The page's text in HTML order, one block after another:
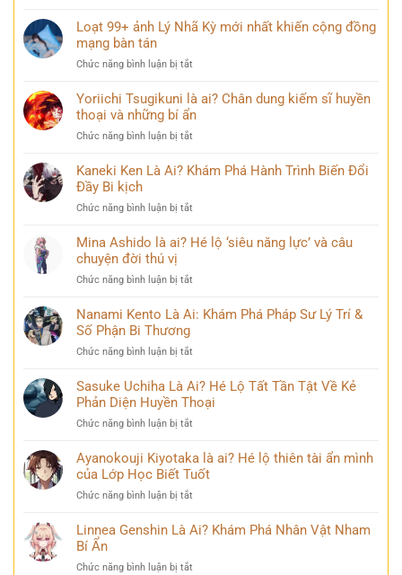
ít
về
Phương
Thúy
đăng
Loạt 99+ ảnh Lý Nhã Kỳ mới nhất khiến cộng đồng
mạng bàn tán
Chức năng bình luận bị tắt
99+
Nhã
mới
mạng
Yoriichi Tsugikuni là ai? Chân dung kiếm sĩ huyền
thoại và những bí ẩn
Chức năng bình luận bị tắt
Tsugikuni
Chân
kiếm
những
Kaneki Ken Là Ai? Khám Phá Hành Trình Biến Đổi
Đầy Bi kịch
Chức năng bình luận bị tắt
Ken
Khám
Hành
Bi
kịch
Mina Ashido là ai? Hé lộ ‘siêu năng lực’ và câu
chuyện đời thú vị
Chức năng bình luận bị tắt
Ashido
Hé
‘siêu
năng
chuyện
đời
Nanami Kento Là Ai: Khám Phá Pháp Sư Lý Trí &
Số Phận Bi Thương
Chức năng bình luận bị tắt
Kento
Khám
Pháp
Sư
Số
Sasuke Uchiha Là Ai? Hé Lộ Tất Tần Tật Về Kẻ
Phản Diện Huyền Thoại
Chức năng bình luận bị tắt
Uchiha
Là
Hé
Tất
Ayanokouji Kiyotaka là ai? Hé lộ thiên tài ẩn mình
của Lớp Học Biết Tuốt
Chức năng bình luận bị tắt
Kiyotaka
Hé
Linnea Genshin Là Ai? Khám Phá Nhân Vật Nham
Bí Ẩn
Chức năng bình luận bị tắt